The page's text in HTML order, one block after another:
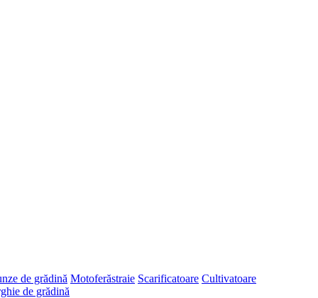
de grădină Motoferăstraie Scarificatoare Cultivatoare
de grădină